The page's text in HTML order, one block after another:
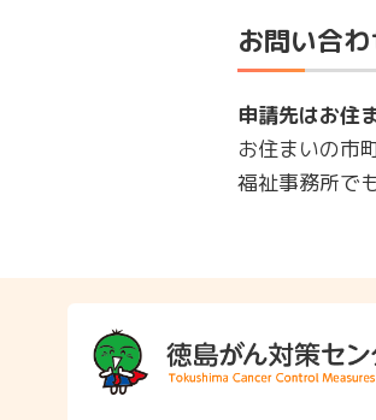
お問い合
申請先はお住
お住まいの市
福祉事務所で